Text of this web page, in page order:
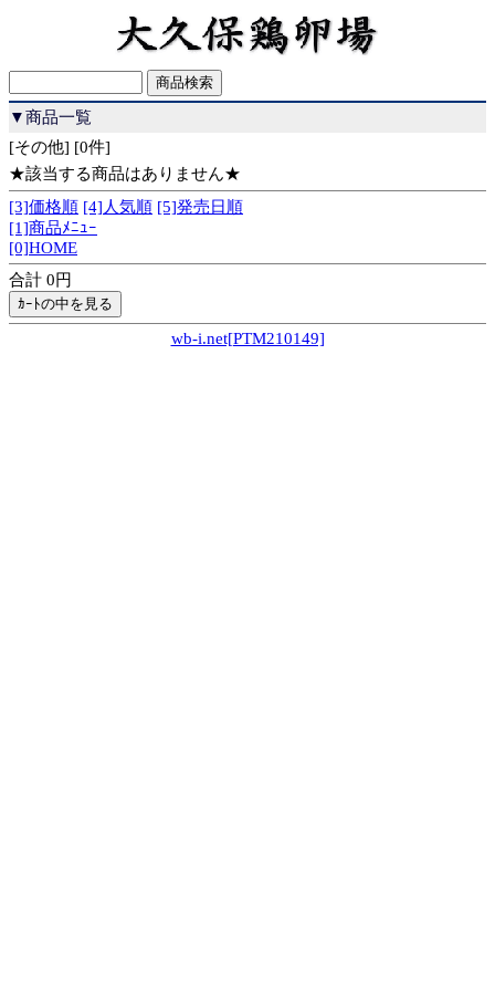
▼商品一覧
[その他] [0件]
★該当する商品はありません★
[3]価格順 [4]人気順 [5]発売日順
[1]商品ﾒﾆｭｰ
[0]HOME
合計 0円
wb-i.net[PTM210149]